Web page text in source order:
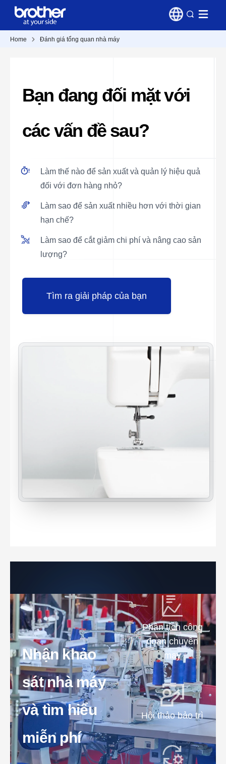
Home Đánh giá tổng quan nhà máy
Bạn đang đối mặt với
các vấn đề sau?
Làm thế nào để sản xuất và quản lý hiệu quả
đối với đơn hàng nhỏ?
Làm sao để sản xuất nhiều hơn với thời gian
hạn chế?
Làm sao để cắt giảm chi phí và nâng cao sản
lượng?
Tìm ra giải pháp của bạn
Nhận khảo
sát nhà máy
và tìm hiểu
miễn phí
Phân tích công
đoạn chuyền
may
Hội thảo bảo trì